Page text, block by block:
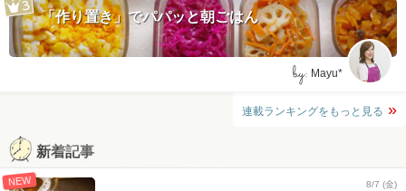
「作り置き」でパパッと朝ごはん
by: Mayu*
連載ランキングをもっと見る
新着記事
NEW 8/7 (金)